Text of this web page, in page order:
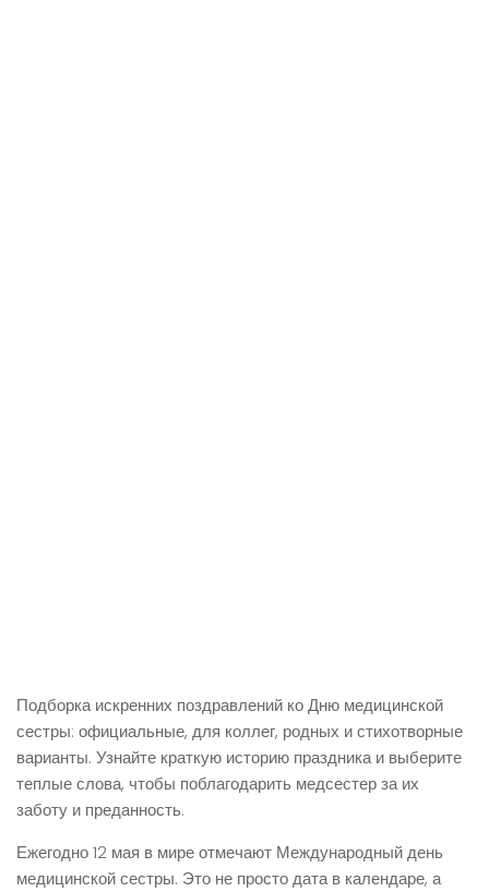
Подборка искренних поздравлений ко Дню медицинской
сестры: официальные, для коллег, родных и стихотворные
варианты. Узнайте краткую историю праздника и выберите
теплые слова, чтобы поблагодарить медсестер за их
заботу и преданность.
Ежегодно 12 мая в мире отмечают Международный день
медицинской сестры. Это не просто дата в календаре, а